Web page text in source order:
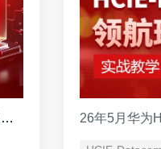
26年7月华为HCIE数通领航班第10期 （直通班） 26年5月华为